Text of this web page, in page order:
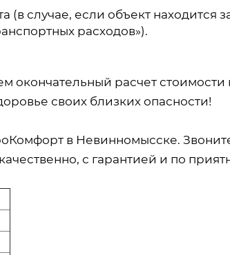
(в случае, если объект находится
расходов»).
окончательный расчет
своих близких опасности!
в Невинномысске.
с гарантией и по